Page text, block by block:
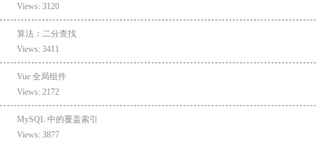
Views: 3120
算法：二分查找
Views: 3411
Vue 全局组件
Views: 2172
MySQL 中的覆盖索引
Views: 3877